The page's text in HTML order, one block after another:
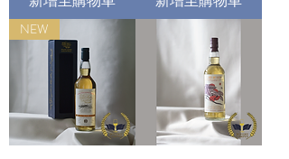
NEW